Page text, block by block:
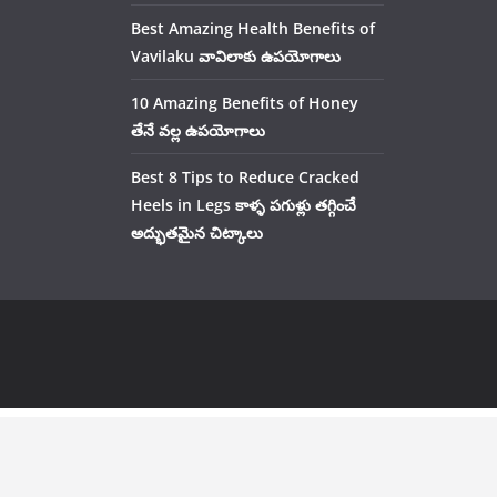
Best Amazing Health Benefits of
Vavilaku వావిలాకు ఉపయోగాలు
10 Amazing Benefits of Honey
తేనే వల్ల ఉపయోగాలు
Best 8 Tips to Reduce Cracked
Heels in Legs కాళ్ళ పగుళ్లు తగ్గించే
అద్భుతమైన చిట్కాలు